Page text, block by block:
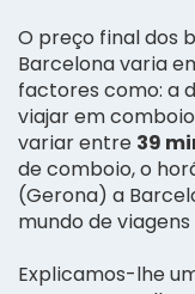
O preço final dos
Barcelona varia
factores como: a
viajar em
variar entre 39
de comboio, o
(Gerona) a
mundo de
Explicamos-lhe